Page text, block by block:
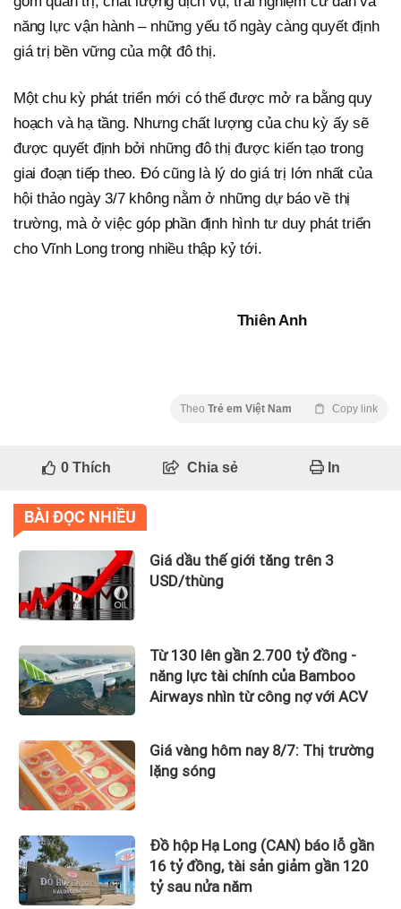
năng lực vận hành – những yếu tố ngày càng quyết định
giá trị bền vững của một đô thị.
Một chu kỳ phát triển mới có thể được mở ra bằng quy
hoạch và hạ tầng. Nhưng chất lượng của chu kỳ ấy sẽ
được quyết định bởi những đô thị được kiến tạo trong
giai đoạn tiếp theo. Đó cũng là lý do giá trị lớn nhất của
hội thảo ngày 3/7 không nằm ở những dự báo về thị
trường, mà ở việc góp phần định hình tư duy phát triển
cho Vĩnh Long trong nhiều thập kỷ tới.
Thiên Anh
Theo Trẻ em Việt Nam Copy link
0Thích Chia sẻ In
BÀI ĐỌC NHIỀU
Giá dầu thế giới tăng trên 3
USD/thùng
Từ 130 lên gần 2.700 tỷ đồng -
năng lực tài chính của Bamboo
Airways nhìn từ công nợ với ACV
Giá vàng hôm nay 8/7: Thị trường
lặng sóng
Đồ hộp Hạ Long (CAN) báo lỗ gần
16 tỷ đồng, tài sản giảm gần 120
tỷ sau nửa năm